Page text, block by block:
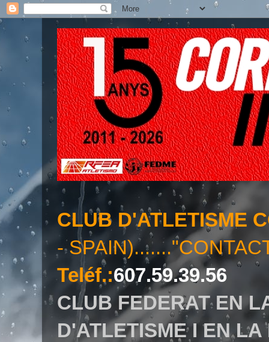
CLUB D'ATLETISME
-
Teléf.:607.59.39.56
CLUB FEDERAT EN
D'ATLETISME I EN